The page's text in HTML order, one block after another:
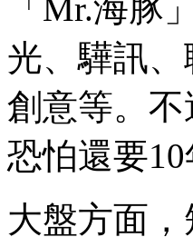
「Mr.海豚
光、驊訊
創意等。
恐怕還要
大盤方面